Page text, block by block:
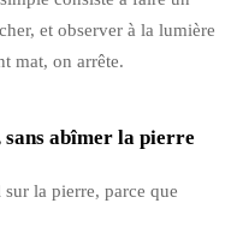
et observer à la lumière
mat, on arrête.
sans abîmer la pierre
la pierre, parce que